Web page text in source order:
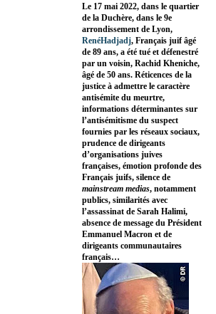
Le 17 mai 2022, dans le quartier
de la Duchère, dans le 9e
arrondissement de Lyon,
RenéHadjadj, Français juif âgé
de 89 ans, a été tué et défenestré
par un voisin, Rachid Kheniche,
âgé de 50 ans. Réticences de la
justice à admettre le caractère
antisémite du meurtre,
informations déterminantes sur
l’antisémitisme du suspect
fournies par les réseaux sociaux,
prudence de dirigeants
d’organisations juives
françaises, émotion profonde des
Français juifs, silence de
mainstream medias, notamment
publics, similarités avec
l’assassinat de Sarah Halimi,
absence de message du Président
Emmanuel Macron et de
dirigeants communautaires
français…